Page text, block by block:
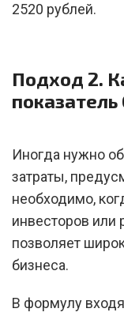
2520 рублей.
Подход 2.
показатель
Иногда нужно
затраты,
необходимо,
инвесторов или
позволяет
бизнеса.
В формулу